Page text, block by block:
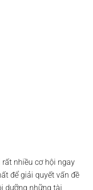
nhiều cơ hội ngay
để giải quyết vấn đề
dưỡng những tài